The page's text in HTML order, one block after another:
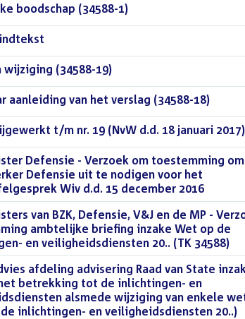
boodschap (34588-1)
wijziging (34588-19)
aanleiding van het verslag (34588-18)
t/m nr. 19 (NvW d.d. 18 januari 2017)
Defensie - Verzoek om toestemming om
Defensie uit te nodigen voor het
Wiv d.d. 15 december 2016
van BZK, Defensie, V&J en de MP -
ambtelijke briefing inzake Wet op de
en veiligheidsdiensten 20.. (TK 34588)
afdeling advisering Raad van State
betrekking tot de inlichtingen- en
alsmede wijziging van enkele
inlichtingen- en veiligheidsdiensten 20..)